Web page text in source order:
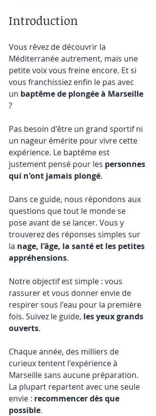
Introduction
Vous rêvez de découvrir la
Méditerranée autrement, mais une
petite voix vous freine encore. Et si
vous franchissiez enfin le pas avec
un baptême de plongée à Marseille
?
Pas besoin d'être un grand sportif ni
un nageur émérite pour vivre cette
expérience. Le baptême est
justement pensé pour les personnes
qui n'ont jamais plongé.
Dans ce guide, nous répondons aux
questions que tout le monde se
pose avant de se lancer. Vous y
trouverez des réponses simples sur
la nage, l'âge, la santé et les petites
appréhensions.
Notre objectif est simple : vous
rassurer et vous donner envie de
respirer sous l'eau pour la première
fois. Suivez le guide, les yeux grands
ouverts.
Chaque année, des milliers de
curieux tentent l'expérience à
Marseille sans aucune préparation.
La plupart repartent avec une seule
envie : recommencer dès que
possible.